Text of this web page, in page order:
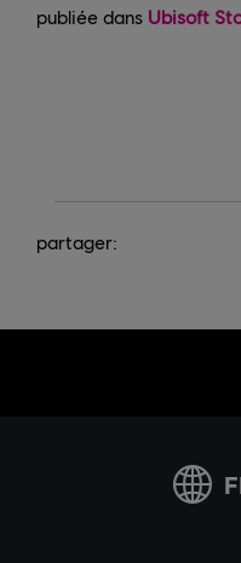
publiée dans Ubisoft
partager: